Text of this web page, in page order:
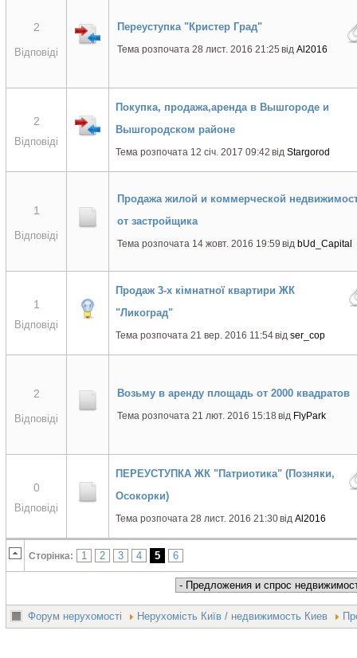
2
Відповіді
Переуступка "Кристер Град"
Тема розпочата 28 лист. 2016 21:25 від Al2016
2
Відповіді
Покупка, продажа,аренда в Вышгороде и
Вышгородском районе
Тема розпочата 12 січ. 2017 09:42 від Stargorod
1
Відповіді
Продажа жилой и коммерческой
от застройщика
Тема розпочата 14 жовт. 2016 19:59 від bUd_Capital
1
Відповіді
Продаж 3-х кімнатної квартири ЖК
"Ликоград"
Тема розпочата 21 вер. 2016 11:54від ser_cop
2
Відповіді
Возьму в аренду площадь от 2000 квадратов
Тема розпочата 21 лют. 2016 15:18 від FlyPark
0
Відповіді
ПЕРЕУСТУПКА ЖК "Патриотика" (Позняки,
Осокорки)
Тема розпочата 28 лист. 2016 21:30від Al2016
Сторінка: 1 2 3 4 5 6
Форум нерухомості Нерухомість Київ / недвижимость Киев